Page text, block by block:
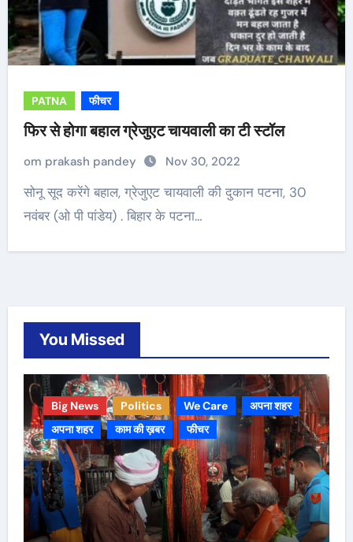
PATNA फीचर
फिर से होगा बहाल ग्रेजुएट चायवाली का टी स्टॉल
om prakash pandey Nov 30, 2022
सोनू सूद करेंगे बहाल, ग्रेजुएट चायवाली की दुकान पटना, 30
नवंबर (ओ पी पांडेय) . बिहार के पटना…
You Missed
Big News Politics We Care
अपना शहर
अपना शहर
काम की ख़बर फीचर